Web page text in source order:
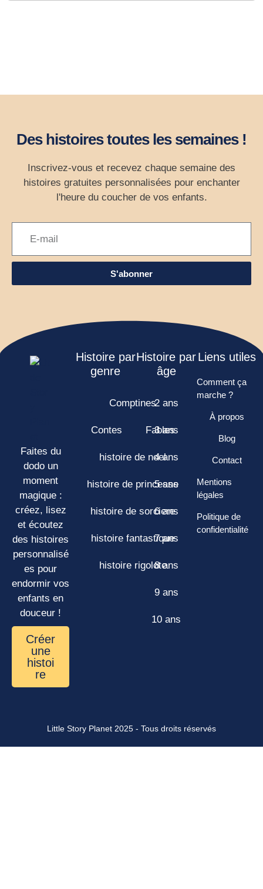
Des histoires toutes les semaines !
Inscrivez-vous et recevez chaque semaine des
histoires gratuites personnalisées pour enchanter
l'heure du coucher de vos enfants.
S'abonner
Faites du
dodo un
moment
magique :
créez, lisez
et écoutez
des histoires
personnalisé
es pour
endormir vos
enfants en
douceur !
Créer
une
histoi
re
Histoire par
genre
Comptines
Contes Fables
histoire de noel
histoire de princesse
histoire de sorciere
histoire fantastique
histoire rigolote
Histoire par
âge
2 ans
3 ans
4 ans
5 ans
6 ans
7 ans
8 ans
9 ans
10 ans
Liens utiles
Comment ça
marche ?
À propos
Blog
Contact
Mentions
légales
Politique de
confidentialité
Little Story Planet 2025 - Tous droits réservés